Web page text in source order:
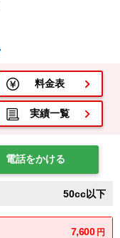
料金表
実績一覧
電話をかける
50cc以下
7,600 円